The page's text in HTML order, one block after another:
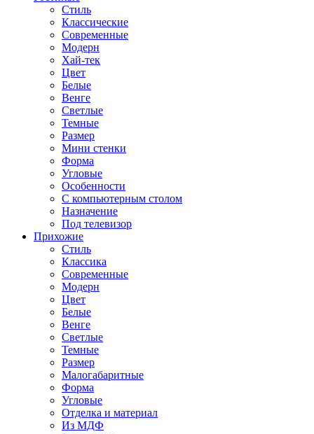
Стиль
Классические
Современные
Модерн
Хай-тек
Цвет
Белые
Венге
Светлые
Темные
Размер
Мини стенки
Форма
Угловые
Особенности
С компьютерным столом
Назначение
Под телевизор
Прихожие
Стиль
Классика
Современные
Модерн
Цвет
Белые
Венге
Светлые
Темные
Размер
Малогабаритные
Форма
Угловые
Отделка и материал
Из МДФ